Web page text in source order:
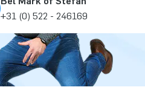
+31 (0) 522 - 246169